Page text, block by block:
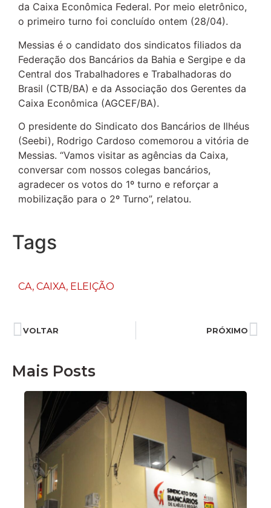
da Caixa Econômica Federal. Por meio eletrônico,
o primeiro turno foi concluído ontem (28/04).
Messias é o candidato dos sindicatos filiados da
Federação dos Bancários da Bahia e Sergipe e da
Central dos Trabalhadores e Trabalhadoras do
Brasil (CTB/BA) e da Associação dos Gerentes da
Caixa Econômica (AGCEF/BA).
O presidente do Sindicato dos Bancários de Ilhéus
(Seebi), Rodrigo Cardoso comemorou a vitória de
Messias. “Vamos visitar as agências da Caixa,
conversar com nossos colegas bancários,
agradecer os votos do 1º turno e reforçar a
mobilização para o 2º Turno”, relatou.
Tags
CA, CAIXA, ELEIÇÃO
VOLTAR PRÓXIMO
Mais Posts